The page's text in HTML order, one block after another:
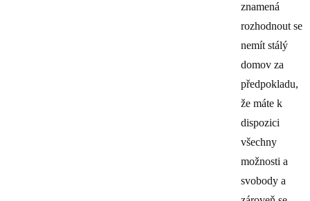
znamená
rozhodnout se
nemít stálý
domov za
předpokladu,
že máte k
dispozici
všechny
možnosti a
svobody a